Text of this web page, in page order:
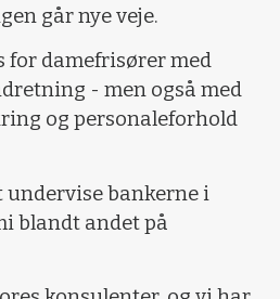
går nye veje.
for damefrisører med
- men også med
og personaleforhold
undervise bankerne i
blandt andet på